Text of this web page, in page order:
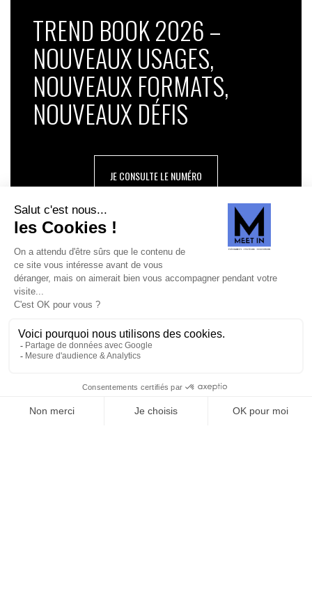
TREND BOOK 2026 –
NOUVEAUX USAGES,
NOUVEAUX FORMATS,
NOUVEAUX DÉFIS
JE CONSULTE LE NUMÉRO
SUIVEZ-NOUS